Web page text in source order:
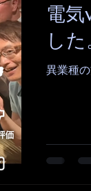
電
した
異業種